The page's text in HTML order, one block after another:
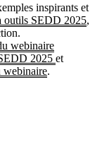
inspirants et
outils SEDD 2025,
webinaire
2025 et
webinaire.